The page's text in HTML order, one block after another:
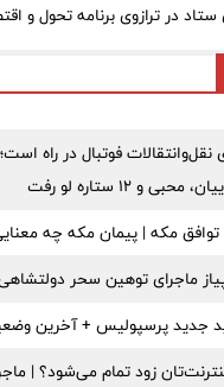
ستاد در ترازوی برنامه تحول و
فوتبال در راه
و ۱۲ ستاره لو رفت
مکه | پیمان مکه چه
ماجرای توهین سحر
جدید پرسپولیس + آخرین
زود تمام می‌شود؟ |